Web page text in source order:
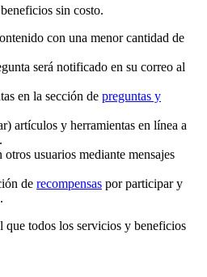
sin costo.
con una menor cantidad de
será notificado en su correo al
en la sección de preguntas y
artículos y herramientas en línea a
usuarios mediante mensajes
de recompensas por participar y
que todos los servicios y beneficios